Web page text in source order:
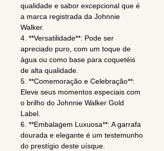
qualidade e sabor excepcional que é
a marca registrada da Johnnie
Walker.
4. **Versatilidade**: Pode ser
apreciado puro, com um toque de
água ou como base para coquetéis
de alta qualidade.
5. **Comemoração e Celebração**:
Eleve seus momentos especiais com
o brilho do Johnnie Walker Gold
Label.
6. **Embalagem Luxuosa**: A garrafa
dourada e elegante é um testemunho
do prestígio deste uísque.